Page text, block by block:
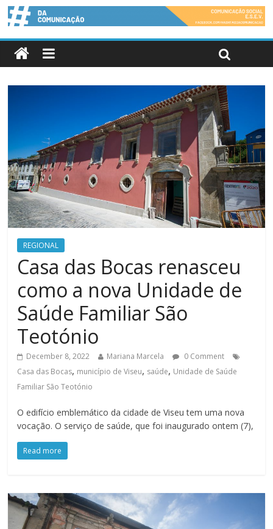
REGIONAL
Casa das Bocas renasceu
como a nova Unidade de
Saúde Familiar São
Teotónio
December 8, 2022 Mariana Marcela
0 Comment
Casa das Bocas, município de Viseu, saúde, Unidade de Saúde
Familiar São Teotónio
O edifício emblemático da cidade de Viseu tem uma nova
vocação. O serviço de saúde, que foi inaugurado ontem (7),
Read more